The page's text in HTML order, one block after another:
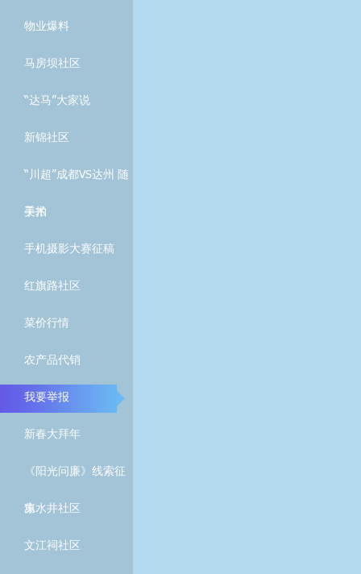
物业爆料
马房坝社区
“达马”大家说
新锦社区
“川超”成都VS达州 随
手拍
美术
手机摄影大赛征稿
红旗路社区
菜价行情
农产品代销
我要举报
新春大拜年
《阳光问廉》线索征
集
凉水井社区
文江祠社区